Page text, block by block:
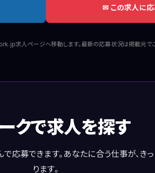
✉ この求人に応
求人ページへ移動します。最新の応募状況は掲載元でご
クで求人を探す
で応募できます。あなたに合う仕事が、き
ります。